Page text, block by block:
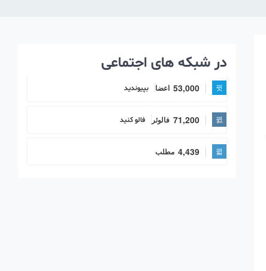
در شبکه های اجتماعی
53,000 اعضا بپیوندید
71,200 فالوئر فالو کنید
4,439 مطلب